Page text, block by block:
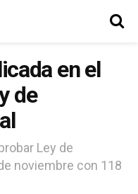
en el
de
Ley de
noviembre con 118